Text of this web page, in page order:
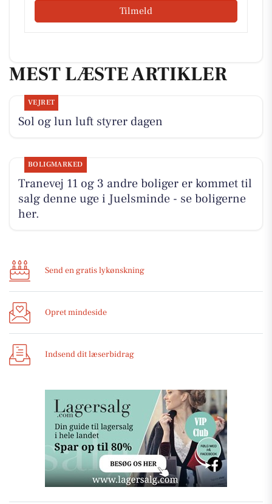
Tilmeld
MEST LÆSTE ARTIKLER
VEJRET
Sol og lun luft styrer dagen
BOLIGMARKED
Tranevej 11 og 3 andre boliger er kommet til
salg denne uge i Juelsminde - se boligerne
her.
Send en gratis lykønskning
Opret mindeside
Indsend dit læserbidrag